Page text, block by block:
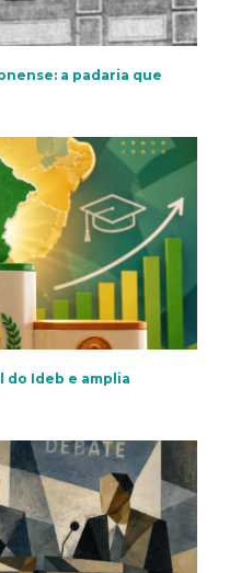
a padaria que
do Ideb e amplia